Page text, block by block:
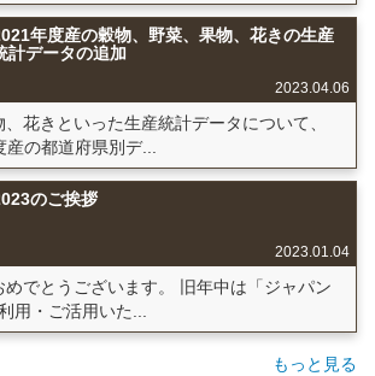
年度産の穀物、野菜、果物、花きの生産
計データの追加
2023.04.06
花きといった生産統計データについて、
の都道府県別デ...
のご挨拶
2023.01.04
めでとうございます。 旧年中は「ジャパン
用・ご活用いた...
もっと見る